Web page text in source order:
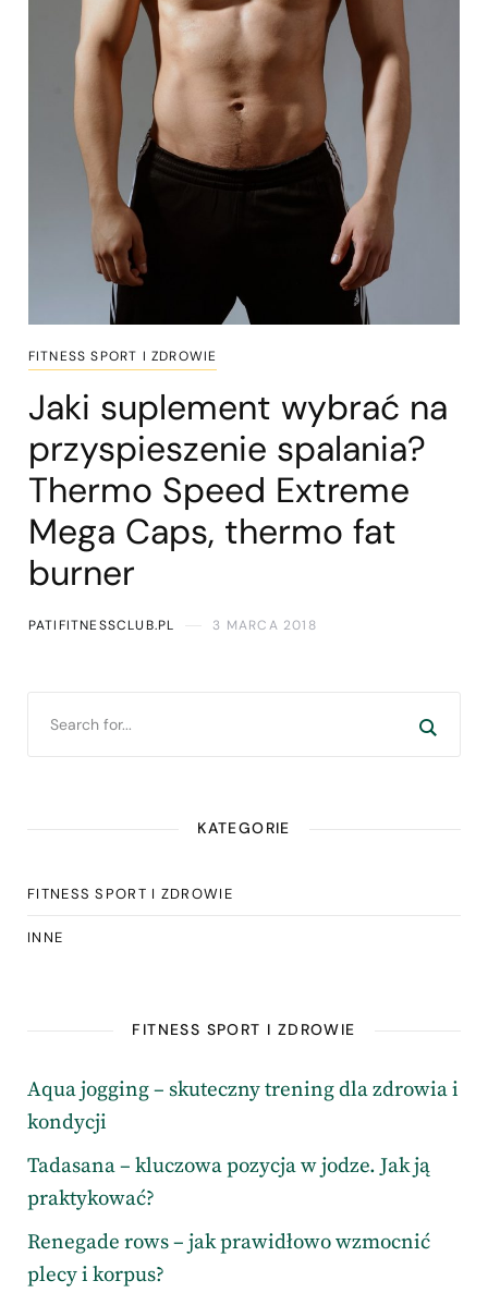
FITNESS SPORT I ZDROWIE
Jaki suplement wybrać na
przyspieszenie spalania?
Thermo Speed Extreme
Mega Caps, thermo fat
burner
PATIFITNESSCLUB.PL 3 MARCA 2018
KATEGORIE
FITNESS SPORT I ZDROWIE
INNE
FITNESS SPORT I ZDROWIE
Aqua jogging – skuteczny trening dla zdrowia i
kondycji
Tadasana – kluczowa pozycja w jodze. Jak ją
praktykować?
Renegade rows – jak prawidłowo wzmocnić
plecy i korpus?